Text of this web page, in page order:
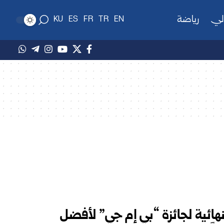
رياضة EN
TR
FR
ES
KU
لجائزة “بي إم جي” لأفضل